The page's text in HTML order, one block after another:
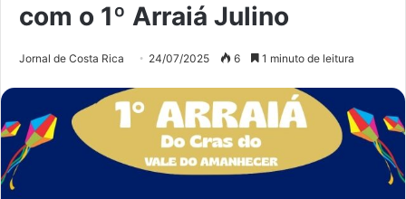
com o 1º Arraiá Julino
Jornal de Costa Rica 24/07/2025 6 1 minuto de leitura